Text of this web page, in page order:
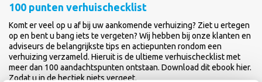
100 punten verhuischecklist
Komt er veel op u af bij uw aankomende verhuizing? Ziet u ertegen
op en bent u bang iets te vergeten? Wij hebben bij onze klanten en
adviseurs de belangrijkste tips en actiepunten rondom een
verhuizing verzameld. Hieruit is de ultieme verhuischecklist met
meer dan 100 aandachtspunten ontstaan. Download dit ebook hier.
Zodat u in de hectiek niets vergeet.